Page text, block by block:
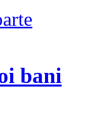
bani